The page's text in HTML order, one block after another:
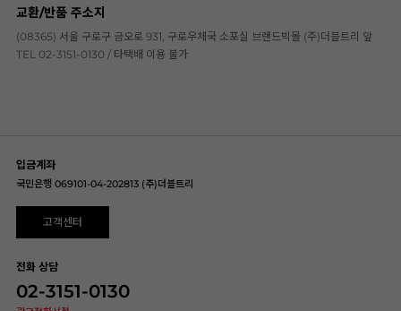
교환/반품 주소지
(08365) 서울 구로구 금오로 931, 구로우체국 소포실 브랜드빅몰 (주)더블트리 앞
TEL 02-3151-0130 / 타택배 이용 불가
입금계좌
국민은행 069101-04-202813 (주)더블트리
고객센터
전화 상담
02-3151-0130